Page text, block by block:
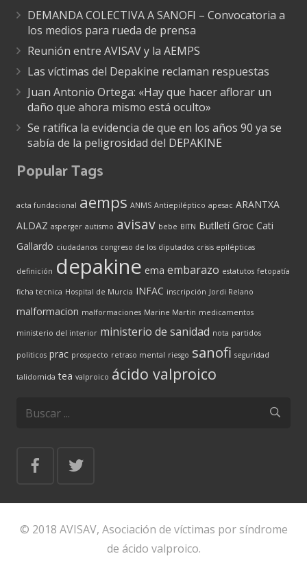
DEMANDA COLECTIVA A SANOFI – Convocatoria a
los medios para rueda de prensa
Reunión entre AVISAV y la AEMPS
Las víctimas del Depakine reclaman respuestas
Juan Antonio Ortega: «Hay que hacer aflorar un
daño que ahora mismo está oculto»
Se ratifica la evidencia de que en los años 90 ya se
sabía de la peligrosidad del DEPAKINE
Popular Tags
acta fundacional aemps ANMS Antiepiléptico apesac ARANTXA
ALDAZ asperger autismo avisav bebe BITN Butlletí Groc Cati
Gallardo ciudadanos congreso de los diputados crisis epilépticas
definición depakine ema embarazo estatutos fetopatía
ficha tecnica Hospital de Murcia INFAC inscripción Jordi Relano
malformacion malformaciones Marine Martin medicamentos
ministerio del interior ministerio de sanidad nota partidos
politicos prac prospecto retraso mental riesgo sanofi seguridad
talidomida tea valproico ácido valproico
© 2018 AVISAV, Asociación de víctimas por síndrome
de ácido valproico.